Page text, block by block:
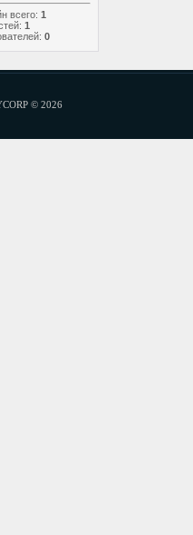
всего: 1
1
0
© 2026